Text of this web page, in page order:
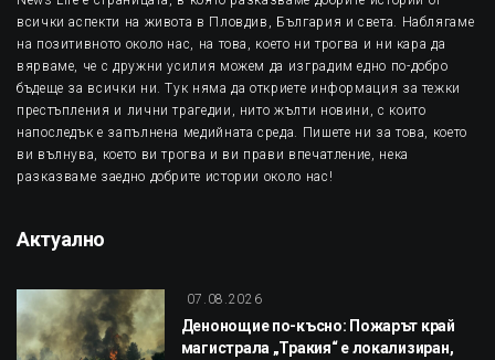
всички аспекти на живота в Пловдив, България и света. Наблягаме
на позитивното около нас, на това, което ни трогва и ни кара да
вярваме, че с дружни усилия можем да изградим едно по-добро
бъдеще за всички ни. Тук няма да откриете информация за тежки
престъпления и лични трагедии, нито жълти новини, с които
напоследък е запълнена медийната среда. Пишете ни за това, което
ви вълнува, което ви трогва и ви прави впечатление, нека
разказваме заедно добрите истории около нас!
Актуално
07.08.2026
Денонощие по-късно: Пожарът край
магистрала „Тракия“ е локализиран,